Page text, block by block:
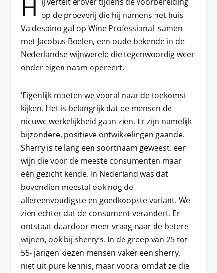
H ij vertelt erover tijdens de voorbereiding
op de proeverij die hij namens het huis
Valdespino gaf op Wine Professional, samen
met Jacobus Boelen, een oude bekende in de
Nederlandse wijnwereld die tegenwoordig weer
onder eigen naam opereert.
‘Eigenlijk moeten we vooral naar de toekomst
kijken. Het is belangrijk dat de mensen de
nieuwe werkelijkheid gaan zien. Er zijn namelijk
bijzondere, positieve ontwikkelingen gaande.
Sherry is te lang een soortnaam geweest, een
wijn die voor de meeste consumenten maar
één gezicht kende. In Nederland was dat
bovendien meestal ook nog de
allereenvoudigste en goedkoopste variant. We
zien echter dat de consument verandert. Er
ontstaat daardoor meer vraag naar de betere
wijnen, ook bij sherry’s. In de groep van 25 tot
55- jarigen kiezen mensen vaker een sherry,
niet uit pure kennis, maar vooral omdat ze die